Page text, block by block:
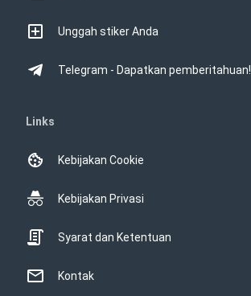
Unggah stiker Anda
Telegram - Dapatkan pemberitahuan!
Links
Kebijakan Cookie
Kebijakan Privasi
Syarat dan Ketentuan
Kontak